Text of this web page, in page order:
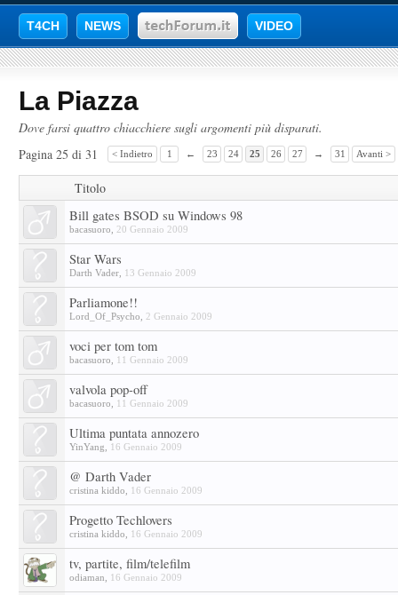
T4CH NEWS VIDEO
La Piazza
Dove farsi quattro chiacchiere sugli argomenti più disparati.
Pagina 25 di 31
< Indietro 1 ← 23 24 25 26 27 → 31 Avanti >
Titolo
Bill gates BSOD su Windows 98
bacasuoro 20 Gennaio 2009
Star Wars
Darth Vader 13 Gennaio 2009
Parliamone!!
Lord_Of_Psycho 2 Gennaio 2009
voci per tom tom
bacasuoro 11 Gennaio 2009
valvola pop-off
bacasuoro 11 Gennaio 2009
Ultima puntata annozero
YinYang 16 Gennaio 2009
@ Darth Vader
cristina kiddo 16 Gennaio 2009
Progetto Techlovers
cristina kiddo 16 Gennaio 2009
tv, partite, film/telefilm
odiaman 16 Gennaio 2009